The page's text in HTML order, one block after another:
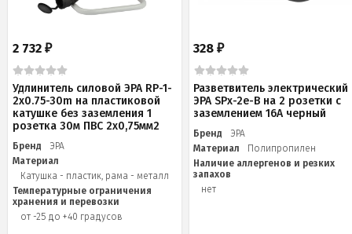
2 732 ₽
Удлинитель силовой ЭРА RP-1-
2x0.75-30m на пластиковой
катушке без заземления 1
розетка 30м ПВС 2х0,75мм2
Бренд
ЭРА
Материал
Катушка - пластик, рама - металл
Температурные ограничения
хранения и перевозки
от -25 до +40 градусов
328₽
Разветвитель электрический
ЭРА SPx-2e-B на 2 розетки с
заземлением 16А черный
Бренд
ЭРА
Материал
Полипропилен
Наличие аллергенов и резких
запахов
нет